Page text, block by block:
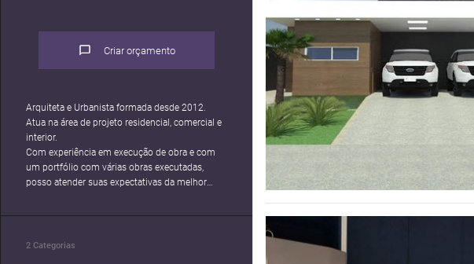
Criar orçamento
Arquiteta e Urbanista formada desde 2012.
Atua na área de projeto residencial, comercial e
interior.
Com experiência em execução de obra e com
um portfólio com várias obras executadas,
posso atender suas expectativas da melhor
2 Categorias